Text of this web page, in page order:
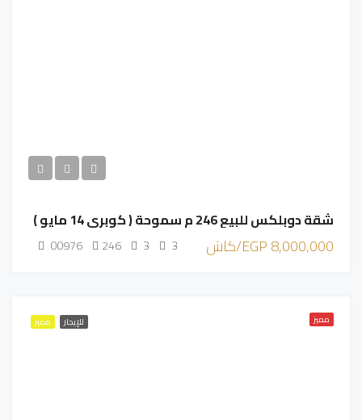
شقة دوبلكس للبيع 246 م سموحة ( كوبري 14 مايو )
8,000,000 EGP/كاش 3
3
246
00976
مميز للإيجار مميز